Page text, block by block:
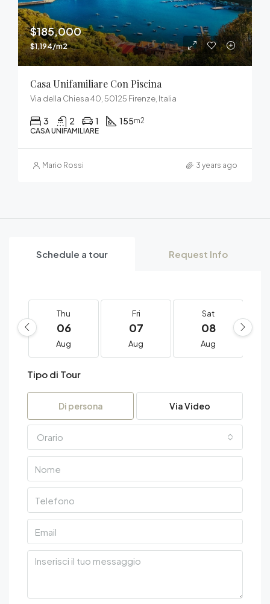
$185,000
$1,194/m2
Casa Unifamiliare Con Piscina
Via della Chiesa 40, 50125 Firenze, Italia
3 2 1 155m2
CASA UNIFAMILIARE
Mario Rossi 3 years ago
Schedule a tour Request Info
Thu
06
Aug
Fri
07
Aug
Sat
08
Aug
Tipo di Tour
Di persona Via Video
Orario